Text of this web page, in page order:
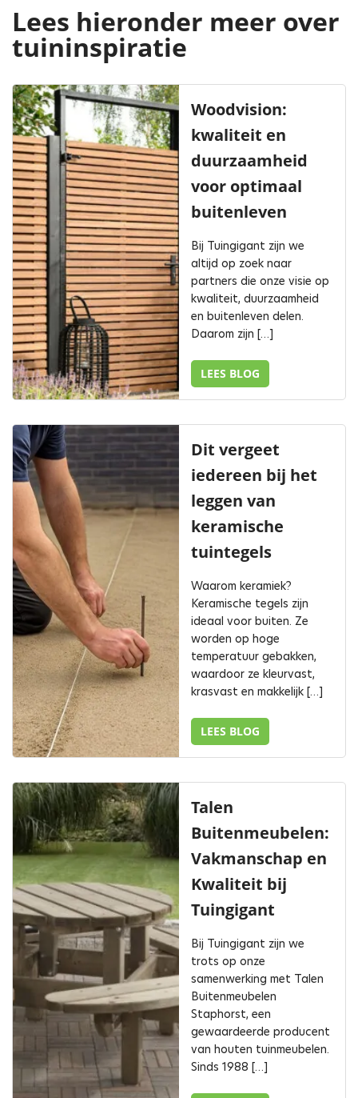
Lees hieronder meer over
tuininspiratie
Woodvision:
kwaliteit en
duurzaamheid
voor optimaal
buitenleven
Bij Tuingigant zijn we
altijd op zoek naar
partners die onze visie op
kwaliteit, duurzaamheid
en buitenleven delen.
Daarom zijn […]
LEES BLOG
Dit vergeet
iedereen bij het
leggen van
keramische
tuintegels
Waarom keramiek?
Keramische tegels zijn
ideaal voor buiten. Ze
worden op hoge
temperatuur gebakken,
waardoor ze kleurvast,
krasvast en makkelijk […]
LEES BLOG
Talen
Buitenmeubelen:
Vakmanschap en
Kwaliteit bij
Tuingigant
Bij Tuingigant zijn we
trots op onze
samenwerking met Talen
Buitenmeubelen
Staphorst, een
gewaardeerde producent
van houten tuinmeubelen.
Sinds 1988 […]